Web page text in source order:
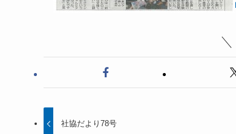
社協だより78号